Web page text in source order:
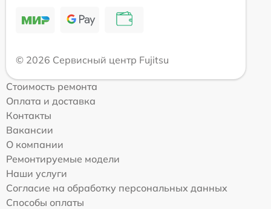
© 2026 Сервисный центр Fujitsu
Стоимость ремонта
Оплата и доставка
Контакты
Вакансии
О компании
Ремонтируемые модели
Наши услуги
Согласие на обработку персональных данных
Способы оплаты